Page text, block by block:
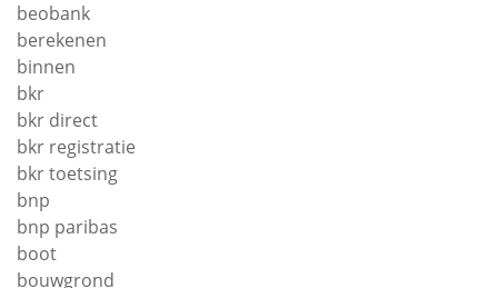
beobank
berekenen
binnen
bkr
bkr direct
bkr registratie
bkr toetsing
bnp
bnp paribas
boot
bouwgrond